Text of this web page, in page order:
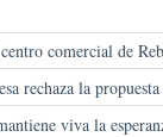
comercial de
rechaza la
viva la